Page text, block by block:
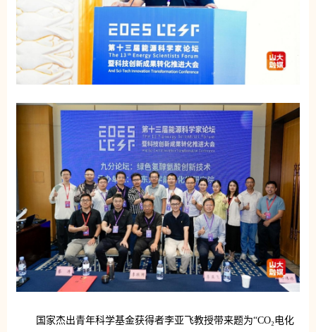
国家杰出青年科学基金获得者李亚飞教授带来题为“CO₂电化